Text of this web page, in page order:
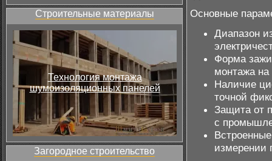
Строительные материалы
Технология монтажа
шумоизоляционных панелей
Загородное строительство
Основные
Диапазон
Форма
монтажа на
Наличие
точной
Защита от
с
измерении